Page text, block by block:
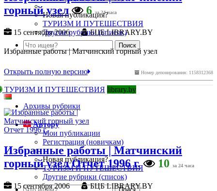
Новая публикация?
ТУРИЗМ И ПУТЕШЕСТВИЯ
Другие рубрики (список)
горный узел
6 за 24 часа
15 сентября 2006 БЦБ LIBRARY.BY
Избранные работы | Матчинский горный узел
Номер депонирования: 1158312368
Открыть полную версию
ТУРИЗМ И ПУТЕШЕСТВИЯ library.by
Архивы рубрики
Автору
Мои публикации
Регистрация (новичкам)
Новая публикация?
ТУРИЗМ И ПУТЕШЕСТВИЯ
Другие рубрики (список)
Избранные работы | Матчинский
горный узел Отчет 1996 г.
10 за 24 часа
15 сентября 2006 БЦБ LIBRARY.BY